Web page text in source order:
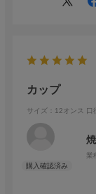
カップ
サイズ：12オンス 口
業